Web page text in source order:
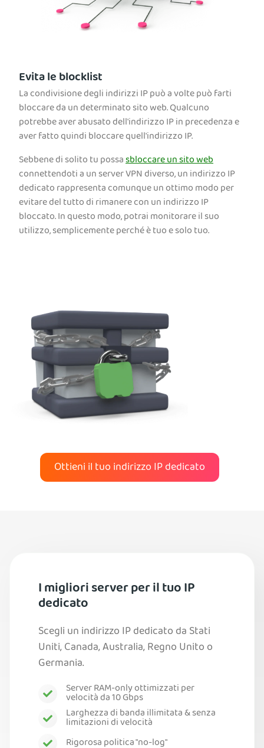
Evita le blocklist
La condivisione degli indirizzi IP può a volte può farti
bloccare da un determinato sito web. Qualcuno
potrebbe aver abusato dell'indirizzo IP in precedenza e
aver fatto quindi bloccare quell'indirizzo IP.
Sebbene di solito tu possasbloccare un sito web
connettendoti a un server VPN diverso, un indirizzo IP
dedicato rappresenta comunque un ottimo modo per
evitare del tutto di rimanere con un indirizzo IP
bloccato. In questo modo, potrai monitorare il suo
utilizzo, semplicemente perché è tuo e solo tuo.
Ottieni il tuo indirizzo IP dedicato
I migliori server per il tuo IP
dedicato
Scegli un indirizzo IP dedicato da Stati
Uniti, Canada, Australia, Regno Unito o
Germania.
Server RAM-only ottimizzati per
velocità da 10 Gbps
Larghezza di banda illimitata & senza
limitazioni di velocità
Rigorosa politica "no-log"